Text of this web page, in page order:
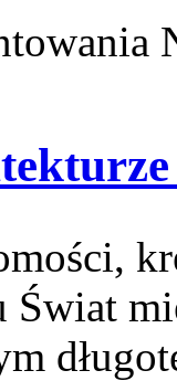
Świat